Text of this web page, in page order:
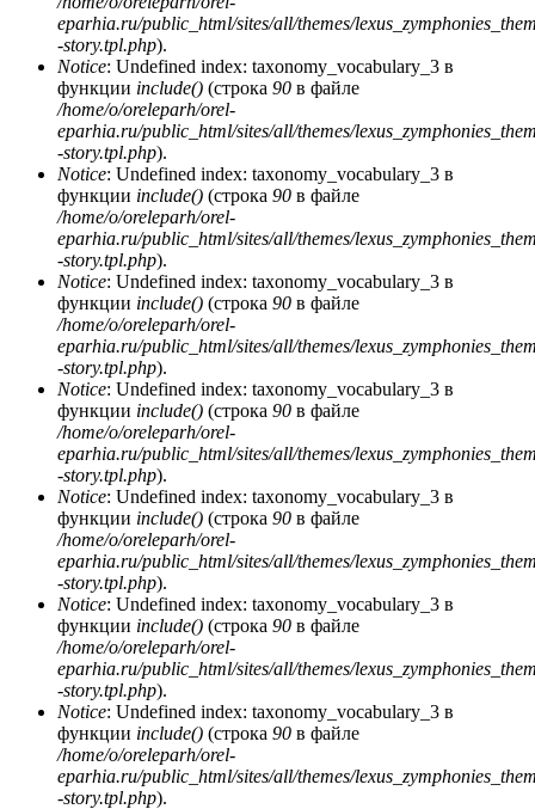
eparhia.ru/public_html/sites/all/themes/
-story.tpl.php).
Notice: Undefined index: taxonomy_vocabulary_3 в
функции include() (строка 90 в файле
/home/o/oreleparh/orel-
eparhia.ru/public_html/sites/all/themes/
-story.tpl.php).
Notice: Undefined index: taxonomy_vocabulary_3 в
функции include() (строка 90 в файле
/home/o/oreleparh/orel-
eparhia.ru/public_html/sites/all/themes/
-story.tpl.php).
Notice: Undefined index: taxonomy_vocabulary_3 в
функции include() (строка 90 в файле
/home/o/oreleparh/orel-
eparhia.ru/public_html/sites/all/themes/
-story.tpl.php).
Notice: Undefined index: taxonomy_vocabulary_3 в
функции include() (строка 90 в файле
/home/o/oreleparh/orel-
eparhia.ru/public_html/sites/all/themes/
-story.tpl.php).
Notice: Undefined index: taxonomy_vocabulary_3 в
функции include() (строка 90 в файле
/home/o/oreleparh/orel-
eparhia.ru/public_html/sites/all/themes/
-story.tpl.php).
Notice: Undefined index: taxonomy_vocabulary_3 в
функции include() (строка 90 в файле
/home/o/oreleparh/orel-
eparhia.ru/public_html/sites/all/themes/
-story.tpl.php).
Notice: Undefined index: taxonomy_vocabulary_3 в
функции include() (строка 90 в файле
/home/o/oreleparh/orel-
eparhia.ru/public_html/sites/all/themes/
-story.tpl.php).